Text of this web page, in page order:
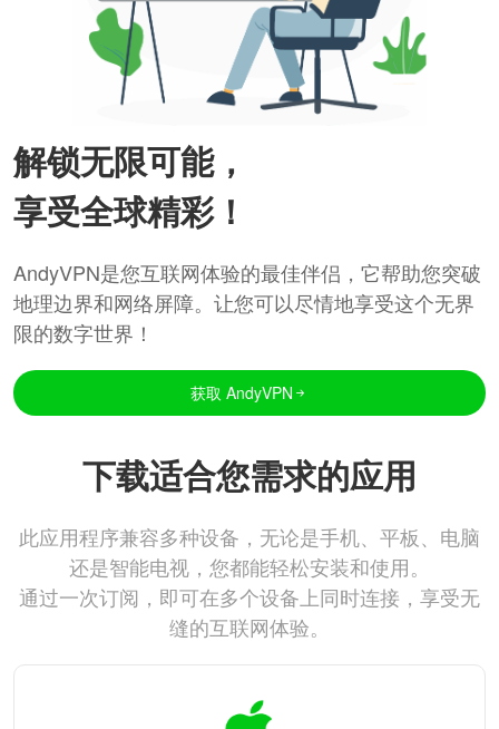
解锁无限可能，
享受全球精彩！
AndyVPN是您互联网体验的最佳伴侣，它帮助您突破
地理边界和网络屏障。让您可以尽情地享受这个无界
限的数字世界！
获取 AndyVPN
下载适合您需求的应用
此应用程序兼容多种设备，无论是手机、平板、电脑
还是智能电视，您都能轻松安装和使用。
通过一次订阅，即可在多个设备上同时连接，享受无
缝的互联网体验。